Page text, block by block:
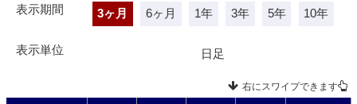
表示期間 3ヶ月 6ヶ月 1年 3年 5年 10年
表示単位 日足
右にスワイプできます